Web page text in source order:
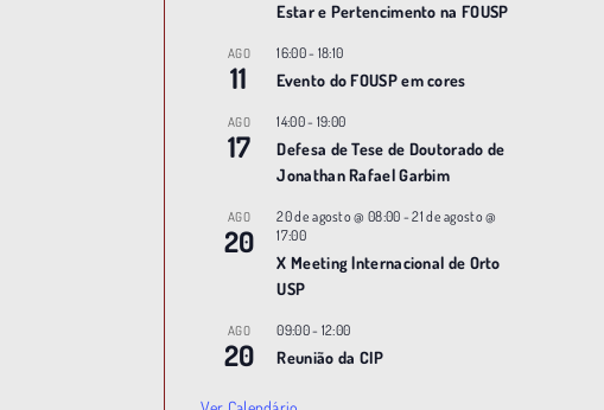
Estar e Pertencimento na FOUSP
AGO
11
16:00- 18:10
Evento do FOUSP em cores
AGO
17
14:00- 19:00
Defesa de Tese de Doutorado de
Jonathan Rafael Garbim
AGO
20
20 de agosto @ 08:00 -21 de agosto @
17:00
X Meeting |nternacional de Orto
USP
AGO
20
09:00- 12:00
Reunião da CIP